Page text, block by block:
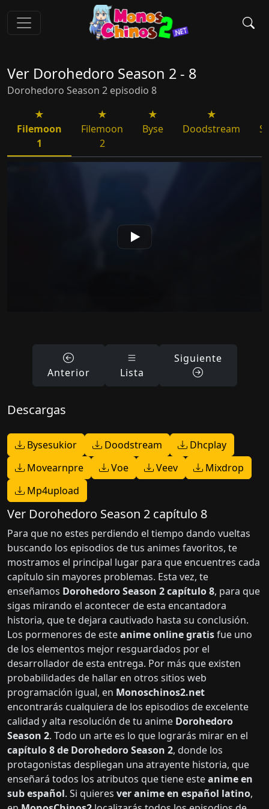
Ver Dorohedoro Season 2 - 8
Dorohedoro Season 2 episodio 8
Filemoon
1
Filemoon
2
Byse Doodstream
Anterior Lista
Siguiente
Descargas
Bysesukior Doodstream
Dhcplay
Movearnpre
Voe Veev
Mixdrop
Mp4upload
Ver Dorohedoro Season 2 capítulo 8
Para que no estes perdiendo el tiempo dando vueltas
buscando los episodios de tus animes favoritos, te
mostramos el principal lugar para que encuentres cada
capítulo sin mayores problemas. Esta vez, te
enseñamos Dorohedoro Season 2 capítulo 8, para que
sigas mirando el acontecer de esta encantadora
historia, que te dejara cautivado hasta su conclusión.
Los pormenores de esteanime online gratisfue uno
de los elementos mejor resguardados por el
desarrollador de esta entrega. Por más que existen
probabilidades de hallar en otros sitios web
programación igual, en Monoschinos2.net
encontrarás cualquiera de los episodios de excelente
calidad y alta resolución de tu anime Dorohedoro
Season 2. Todo un arte es lo que lograrás mirar en el
capítulo 8 de Dorohedoro Season 2, donde los
protagonistas despliegan una atrayente historia, que
enseñará todos los atributos que tiene esteanime en
sub español. Si quieres ver anime en español latino,